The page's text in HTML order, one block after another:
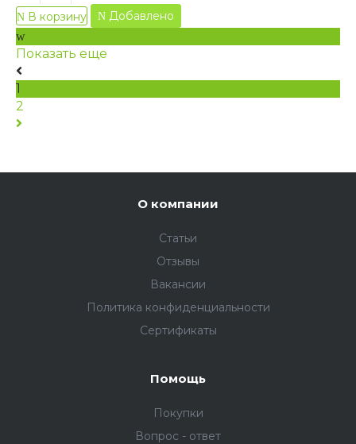
В корзину
Добавлено
Показать еще
1
2
О компании
Статьи
Отзывы
Вакансии
Политика конфиденциальности
Сертификаты
Помощь
Покупки
Вопрос - ответ